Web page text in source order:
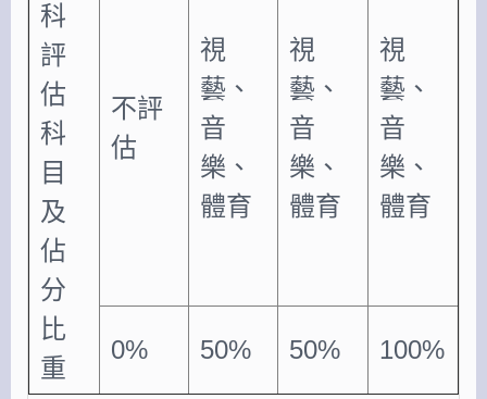
科
評
估
科
目
及
佔
分
比
重
不評
估
視
藝、
音
樂、
體育
視
藝、
音
樂、
體育
視
藝、
音
樂、
體育
0% 50% 50% 100%